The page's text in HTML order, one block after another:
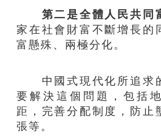
第二是全體人民共同
家在社會財富不斷增長的
富懸殊、兩極分化。
中國式現代化所追求
要解決這個問題，包括
距，完善分配制度，防止
張等。